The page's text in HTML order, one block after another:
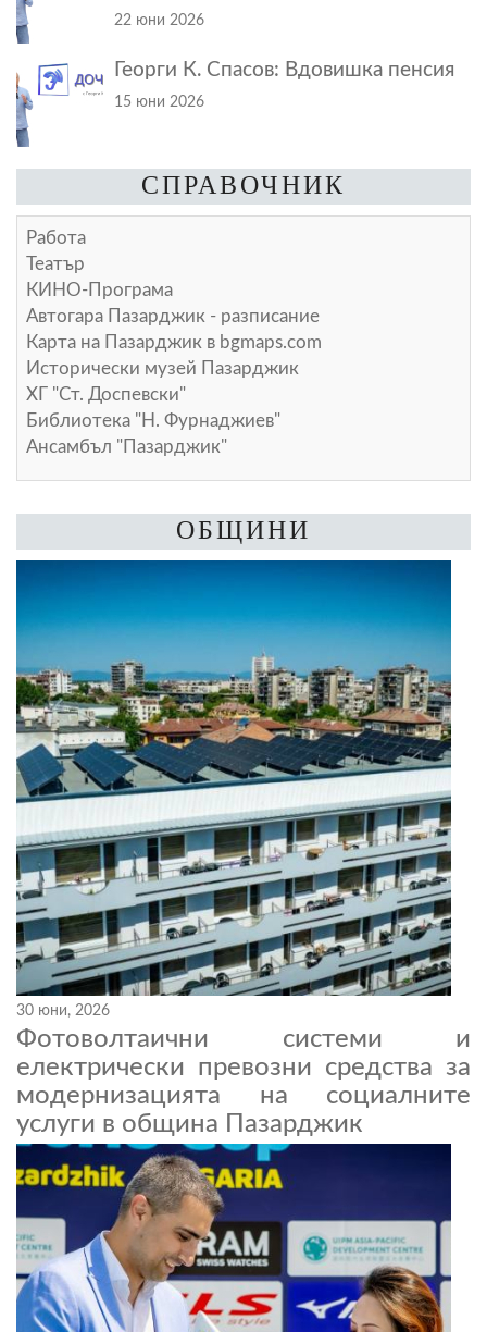
22 юни 2026
Георги К. Спасов: Вдовишка пенсия
15 юни 2026
СПРАВОЧНИК
Работа
Театър
КИНО-Програма
Автогара Пазарджик - разписание
Карта на Пазарджик в bgmaps.com
Исторически музей Пазарджик
ХГ "Ст. Доспевски"
Библиотека "Н. Фурнаджиев"
Ансамбъл "Пазарджик"
ОБЩИНИ
30 юни, 2026
Фотоволтаични системи и
електрически превозни средства за
модернизацията на социалните
услуги в община Пазарджик